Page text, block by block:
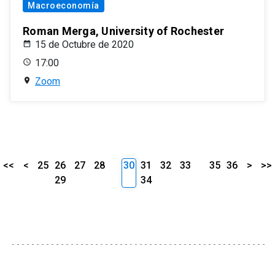
Macroeconomía
Roman Merga, University of Rochester
15 de Octubre de 2020
17:00
Zoom
<< < 25 26 27
28
29
30 31 32
33
34
35 36 > >>